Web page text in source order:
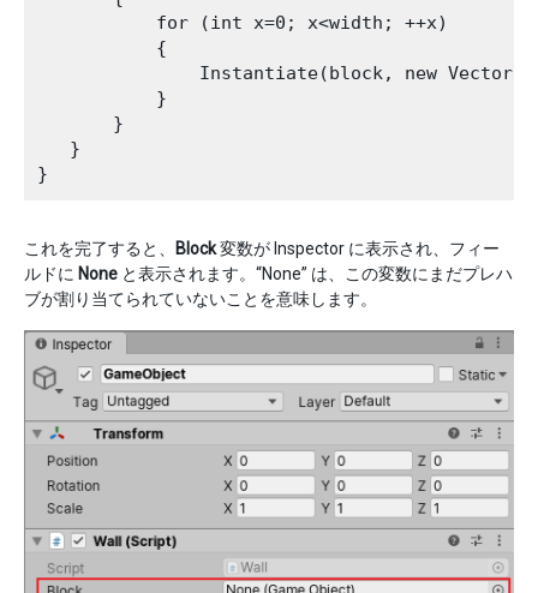
           for (int x=0; x<width; ++x)
           {
Instantiate(block, new
           }
       }
   }
これを完了すると、 Block変数が Inspector に表示され、フィー
ルドに None と表示されます。“None” は、この変数にまだプレハ
ブが割り当てられていないことを意味します。